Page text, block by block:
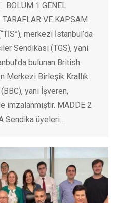
BÖLÜM 1 GENEL
VE KAPSAM
merkezi İstanbul’da
Sendikası (TGS), yani
bulunan British
Merkezi Birleşik Krallık
yani İşveren,
imzalanmıştır. MADDE 2
Sendika üyeleri…